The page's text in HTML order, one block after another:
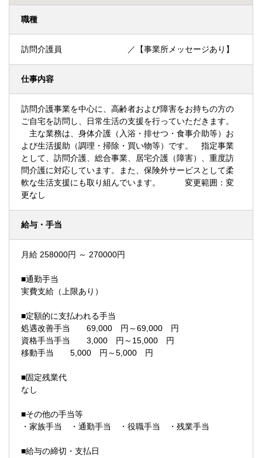
職種
訪問介護員 ／【事業所メッセージあり】
仕事内容
訪問介護事業を中心に、高齢者および障害をお持ちの方の
ご自宅を訪問し、日常生活の支援を行っていただきます。
主な業務は、身体介護（入浴・排せつ・食事介助等）お
よび生活援助（調理・掃除・買い物等）です。 指定事業
として、訪問介護、総合事業、居宅介護（障害）、重度訪
問介護に対応しています。また、保険外サービスとして柔
軟な生活支援にも取り組んでいます。 変更範囲：変
更なし
給与・手当
月給 258000円 ～ 270000円
■通勤手当
実費支給（上限あり）
■定額的に支払われる手当
処遇改善手当 69,000 円～69,000 円
資格手当手当 3,000 円～15,000 円
移動手当 5,000 円～5,000 円
■固定残業代
なし
■その他の手当等
・家族手当 ・通勤手当 ・役職手当 ・残業手当
■給与の締切・支払日